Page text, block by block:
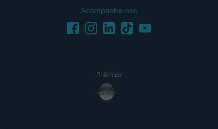
Acompanhe-nos
FacebookInstagramLinkedInTikTokYoutube
Prémios
award4